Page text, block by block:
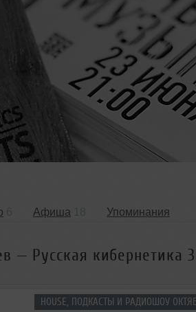
Афиша Упоминания
— Русская кибернетика
HOUSE, ПОДКАСТЫ И РАДИОШОУ